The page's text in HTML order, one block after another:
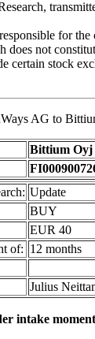
for
does not
certain stock
AG to
Bittium Oyj
Update
BUY
EUR 40
of: 12 months
Julius
intake